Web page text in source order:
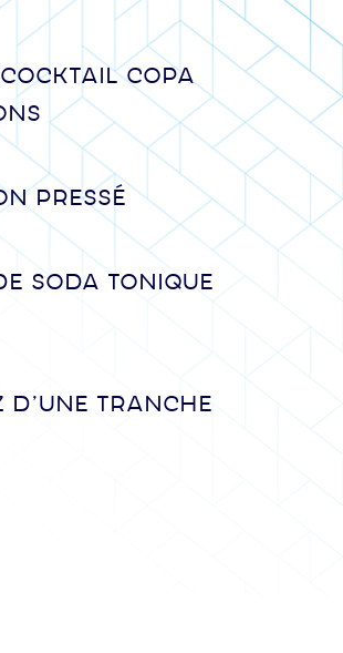
cocktail copa
Pressé
soda tonique
d’une tranche